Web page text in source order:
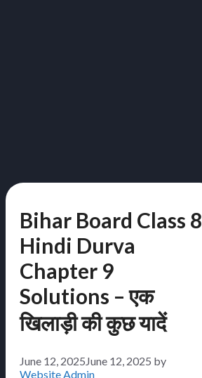
Bihar Board Class 8
Hindi Durva
Chapter 9
Solutions – एक
खिलाड़ी की कुछ यादें
June 12, 2025June 12, 2025 by
Website Admin